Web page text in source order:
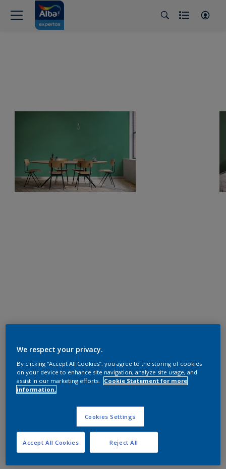
We respect your privacy.
By clicking “Accept All Cookies”, you agree to the storing of cookies
on your device to enhance site navigation, analyze site usage, and
assist in our marketing efforts.
Cookie Statement for more
information.
Cookies Settings
Reject All
Accept All Cookies